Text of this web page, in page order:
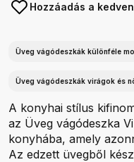
Hozzáadás a
Üveg vágódeszkák különféle
Üveg vágódeszkák virágok és
A konyhai stílus
az Üveg vágódeszka
konyhába, amely
Az edzett üvegből